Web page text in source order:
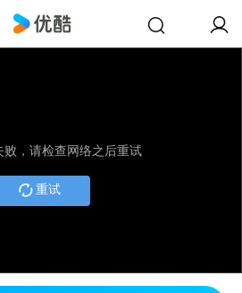
败，请检查网络之后重试
重试